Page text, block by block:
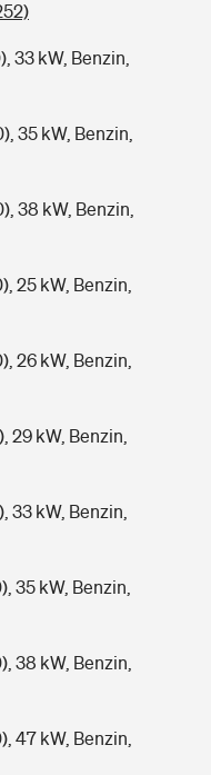
33 kW, Benzin,
35 kW, Benzin,
38 kW, Benzin,
25 kW, Benzin,
26 kW, Benzin,
29 kW, Benzin,
33 kW, Benzin,
35 kW, Benzin,
38 kW, Benzin,
47 kW, Benzin,